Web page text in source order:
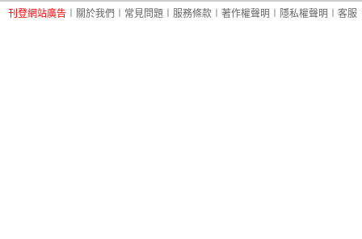
刊登網站廣告 關於我們 常見問題 服務條款 著作權聲明 隱私權聲明 客服